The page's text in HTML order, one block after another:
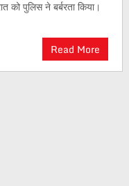
को पुलिस ने बर्बरता किया।
Read More